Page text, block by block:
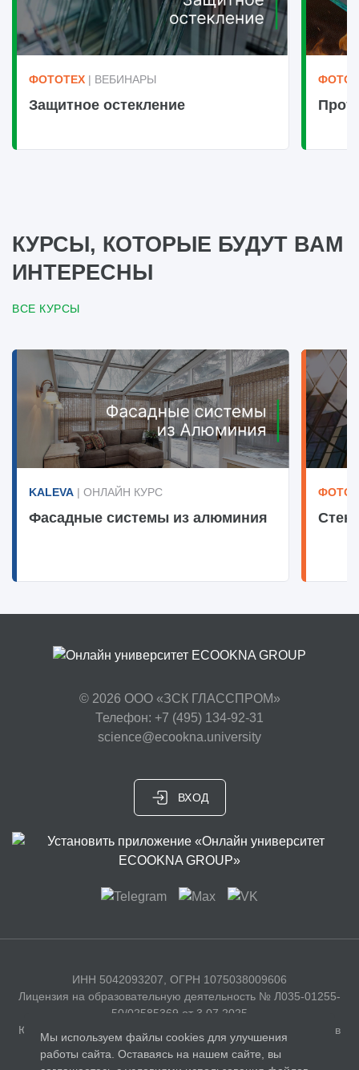
ФОТОТЕХ | ВЕБИНАРЫ
Защитное остекление
КУРСЫ, КОТОРЫЕ БУДУТ ВАМ
ИНТЕРЕСНЫ
ВСЕ КУРСЫ
KALEVA | ОНЛАЙН КУРС
Фасадные системы из алюминия
© 2026 ООО «ЗСК ГЛАССПРОМ»
Телефон: +7 (495) 134-92-31
science@ecookna.university
ВХОД
ИНН 5042093207, ОГРН 1075038009606
Лицензия на образовательную деятельность № Л035-01255-
50/02585369 от 3.07.2025
Юридический адрес: 141326, Московская область, г. Сергиев
Посад, с. Бужаниново, Полевая улица, д. 35
Мы используем файлы cookies для улучшения
работы сайта. Оставаясь на нашем сайте, вы